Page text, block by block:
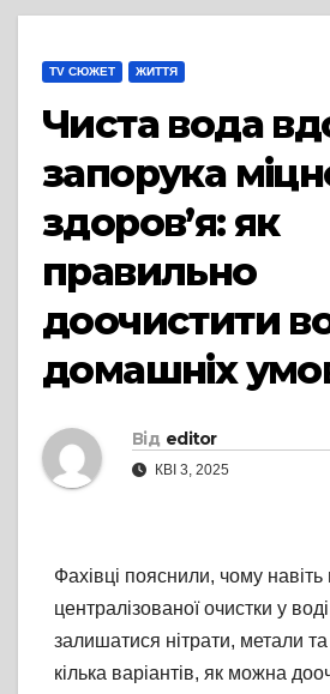
TV СЮЖЕТ ЖИТТЯ
Чиста вода
запорука
здоров’я: як
правильно
доочистити
домашніх
Від editor
КВІ 3, 2025
Фахівці пояснили, чому навіть
централізованої очистки у
залишатися нітрати, метали
кілька варіантів, як можна